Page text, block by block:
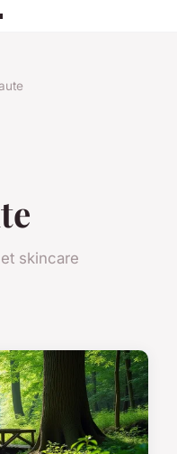
skincare